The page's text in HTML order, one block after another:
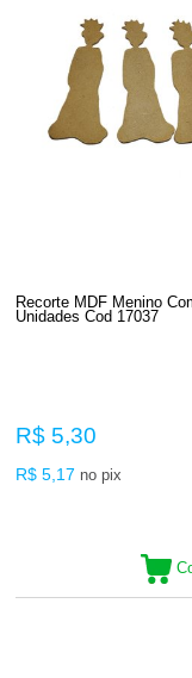
Recorte MDF Menino
Unidades Cod 17037
R$ 5,30
R$ 5,17 no pix